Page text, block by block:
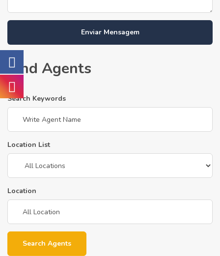
Enviar Mensagem
Find Agents
Search Keywords
Location List
Location
Search Agents